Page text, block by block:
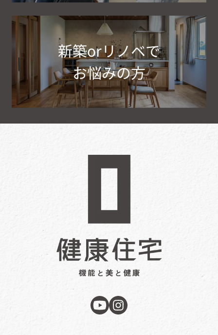
新築orリノベで
お悩みの方